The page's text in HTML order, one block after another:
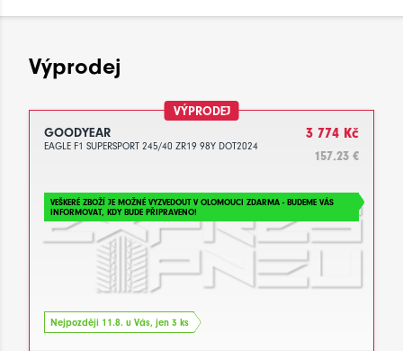
Výprodej
VÝPRODEJ
GOODYEAR
EAGLE F1 SUPERSPORT 245/40 ZR19 98Y DOT2024
3 774 Kč
157.23 €
VEŠKERÉ ZBOŽÍ JE MOŽNÉ VYZVEDOUT V OLOMOUCI ZDARMA - BUDEME VÁS
INFORMOVAT, KDY BUDE PŘIPRAVENO!
Nejpozději 11.8. u Vás, jen 3 ks